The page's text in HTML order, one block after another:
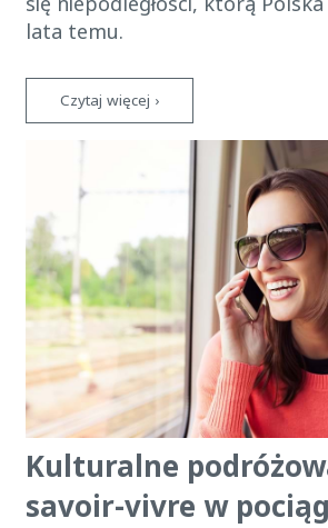
lata temu.
Czytaj więcej ›
Kulturalne
savoir-vivre w